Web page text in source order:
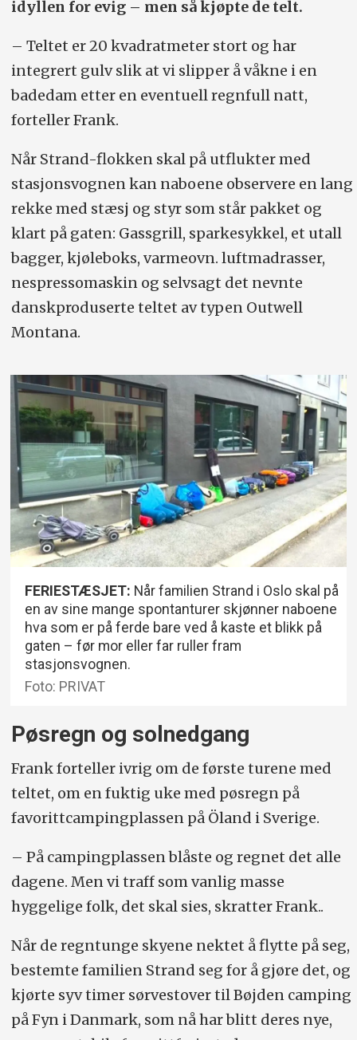
idyllen for evig – men så kjøpte de telt.
– Teltet er 20 kvadratmeter stort og har
integrert gulv slik at vi slipper å våkne i en
badedam etter en eventuell regnfull natt,
forteller Frank.
Når Strand-flokken skal på utflukter med
stasjonsvognen kan naboene observere en lang
rekke med stæsj og styr som står pakket og
klart på gaten: Gassgrill, sparkesykkel, et utall
bagger, kjøleboks, varmeovn. luftmadrasser,
nespressomaskin og selvsagt det nevnte
danskproduserte teltet av typen Outwell
Montana.
FERIESTÆSJET: Når familien Strand i Oslo skal på
en av sine mange spontanturer skjønner naboene
hva som er på ferde bare ved å kaste et blikk på
gaten – før mor eller far ruller fram
stasjonsvognen.
Foto: PRIVAT
Pøsregn og solnedgang
Frank forteller ivrig om de første turene med
teltet, om en fuktig uke med pøsregn på
favorittcampingplassen på Öland i Sverige.
– På campingplassen blåste og regnet det alle
dagene. Men vi traff som vanlig masse
hyggelige folk, det skal sies, skratter Frank..
Når de regntunge skyene nektet å flytte på seg,
bestemte familien Strand seg for å gjøre det, og
kjørte syv timer sørvestover til Bøjden camping
på Fyn i Danmark, som nå har blitt deres nye,